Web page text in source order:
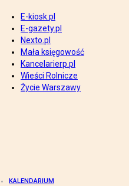
E-kiosk.pl
E-gazety.pl
Nexto.pl
Mała księgowość
Kancelarierp.pl
Wieści Rolnicze
Życie Warszawy
KALENDARIUM